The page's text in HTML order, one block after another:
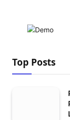
Top Posts